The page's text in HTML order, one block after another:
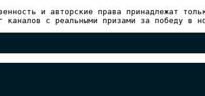
и авторские права принадлежат
каналов с реальными призами за победу в